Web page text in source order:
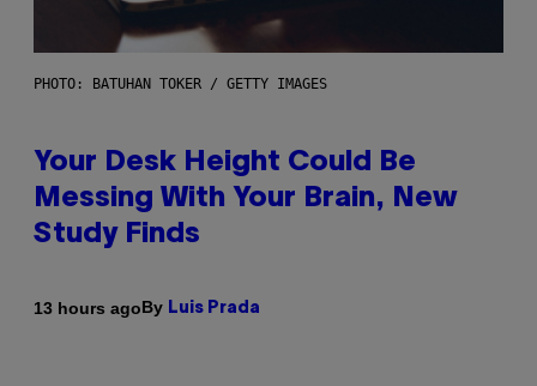
PHOTO: BATUHAN TOKER / GETTY IMAGES
Your Desk Height Could Be
Messing With Your Brain, New
Study Finds
13 hours agoBy Luis Prada